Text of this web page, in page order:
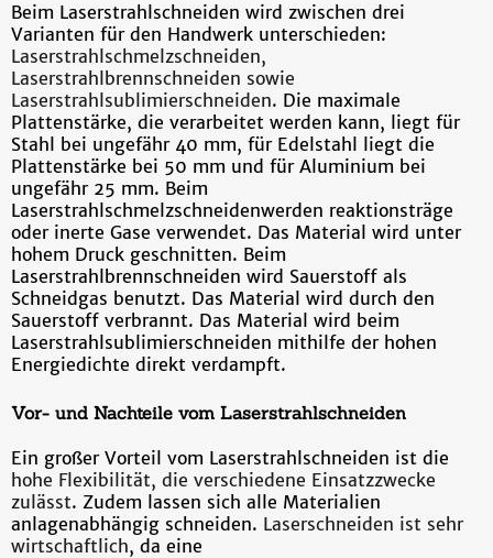
Beim Laserstrahlschneiden wird zwischen drei
Varianten für den Handwerk unterschieden:
Laserstrahlschmelzschneiden,
Laserstrahlbrennschneiden sowie
Laserstrahlsublimierschneiden. Die maximale
Plattenstärke, die verarbeitet werden kann, liegt für
Stahl bei ungefähr 40 mm, für Edelstahl liegt die
Plattenstärke bei 50 mm und für Aluminium bei
ungefähr 25 mm. Beim
Laserstrahlschmelzschneidenwerden reaktionsträge
oder inerte Gase verwendet. Das Material wird unter
hohem Druck geschnitten. Beim
Laserstrahlbrennschneiden wird Sauerstoff als
Schneidgas benutzt. Das Material wird durch den
Sauerstoff verbrannt. Das Material wird beim
Laserstrahlsublimierschneiden mithilfe der hohen
Energiedichte direkt verdampft.
Vor- und Nachteile vom Laserstrahlschneiden
Ein großer Vorteil vom Laserstrahlschneiden ist die
hohe Flexibilität, die verschiedene Einsatzzwecke
zulässt. Zudem lassen sich alle Materialien
anlagenabhängig schneiden. Laserschneiden ist sehr
wirtschaftlich, da eine